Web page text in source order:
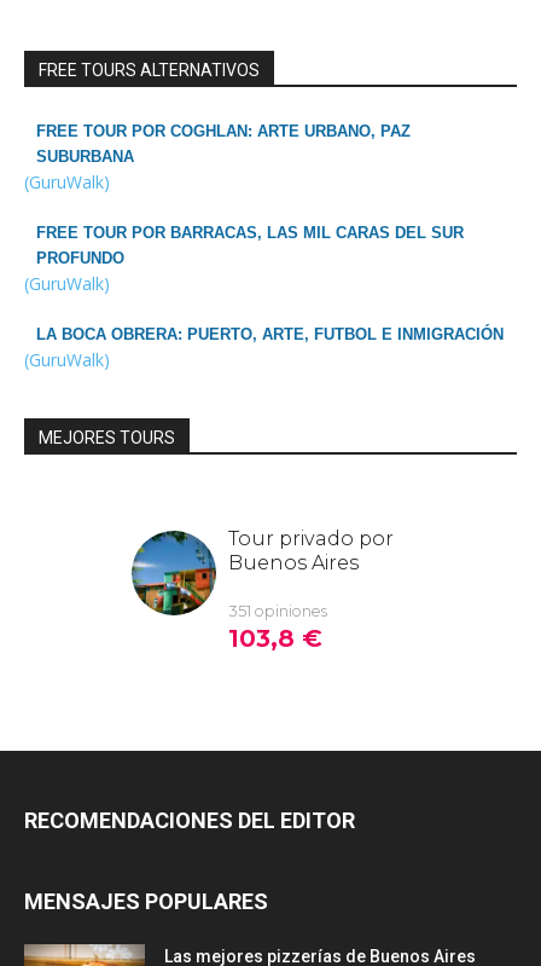
FREE TOURS ALTERNATIVOS
FREE TOUR POR COGHLAN: ARTE URBANO, PAZ
SUBURBANA
(GuruWalk)
FREE TOUR POR BARRACAS, LAS MIL CARAS DEL SUR
PROFUNDO
(GuruWalk)
LA BOCA OBRERA: PUERTO, ARTE, FUTBOL E INMIGRACIÓN
(GuruWalk)
MEJORES TOURS
RECOMENDACIONES DEL EDITOR
MENSAJES POPULARES
Las mejores pizzerías de Buenos Aires